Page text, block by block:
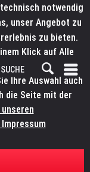
notwendig
unser Angebot zu
zu bieten.
Klick auf Alle
Sie in den
Ihre Auswahl auch
die Seite mit der
unseren
Impressum